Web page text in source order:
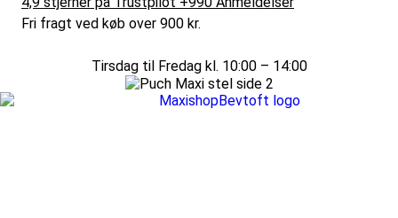
Fri fragt ved køb over 900 kr.
Tirsdag til Fredag kl. 10:00 – 14:00